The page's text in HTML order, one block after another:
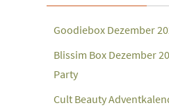
Goodiebox Dezember
Blissim Box Dezember
Party
Cult Beauty